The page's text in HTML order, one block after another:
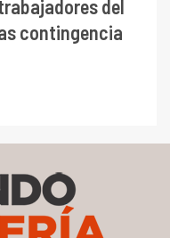
del
contingencia